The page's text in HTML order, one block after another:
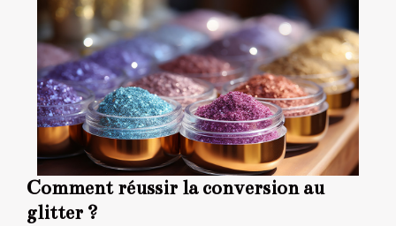
Comment réussir la conversion au
glitter ?